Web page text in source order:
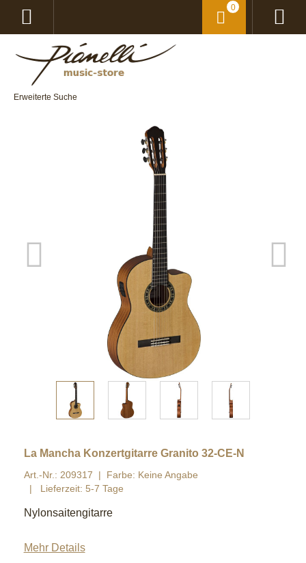
Erweiterte Suche
0
La Mancha Konzertgitarre Granito 32-CE-N
Art.-Nr.: 209317
Farbe: Keine Angabe
Lieferzeit: 5-7 Tage
Nylonsaitengitarre
Mehr Details